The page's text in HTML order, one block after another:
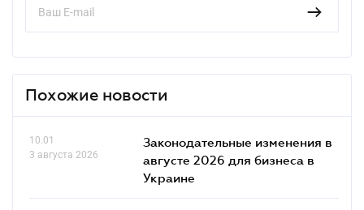
Похожие новости
10.01
3 августа 2026
Законодательные изменения в
августе 2026 для бизнеса в
Украине